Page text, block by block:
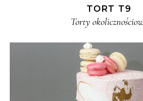
TORT T9
Torty